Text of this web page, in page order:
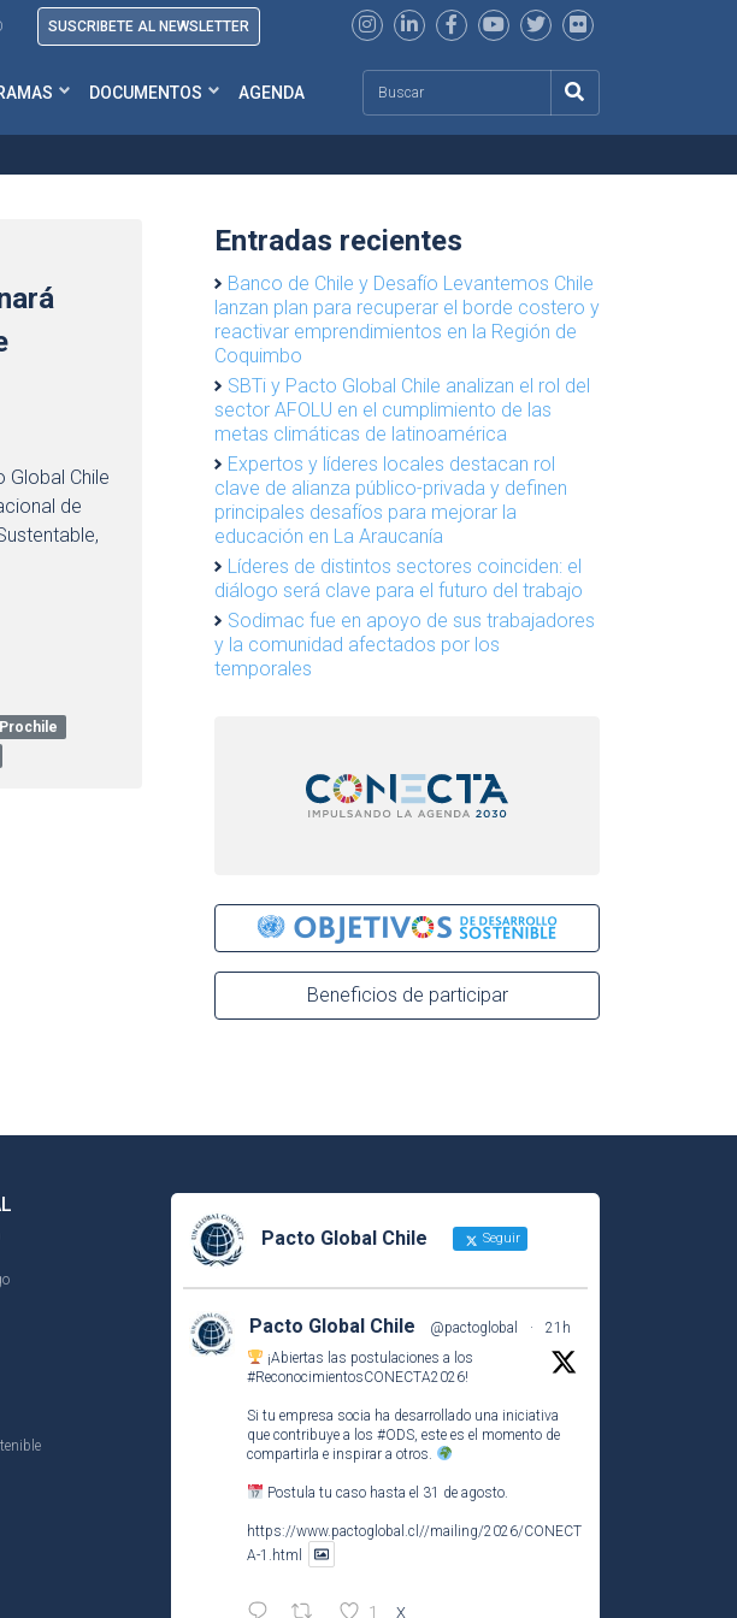
SUSCRIBETE AL NEWSLETTER
DOCUMENTOS AGENDA
Global Chile
de
Prochile
Entradas recientes
Banco de Chile y Desafío Levantemos Chile
lanzan plan para recuperar el borde costero y
reactivar emprendimientos en la Región de
Coquimbo
SBTi y Pacto Global Chile analizan el rol del
sector AFOLU en el cumplimiento de las
metas climáticas de latinoamérica
Expertos y líderes locales destacan rol
clave de alianza público-privada y definen
principales desafíos para mejorar la
educación en La Araucanía
Líderes de distintos sectores coinciden: el
diálogo será clave para el futuro del trabajo
Sodimac fue en apoyo de sus trabajadores
y la comunidad afectados por los
temporales
Beneficios de participar
Pacto Global Chile Seguir
Pacto Global Chile @pactoglobal ·
21h
¡Abiertas las postulaciones a los
#ReconocimientosCONECTA2026!
Si tu empresa socia ha desarrollado una iniciativa
que contribuye a los #ODS, este es el momento de
compartirla e inspirar a otros.
Postula tu caso hasta el 31 de agosto.
https://www.pactoglobal.cl//mailing/2026/CONECT
A-1.html
1 X